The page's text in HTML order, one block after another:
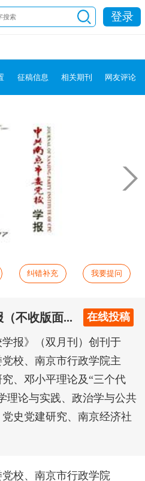
登录
征稿信息 相关期刊 网友评论
纠错补充 我要提问
不收版面... 在线投稿
学报》（双月刊）创刊于
校、南京市行政学院主
、邓小平理论及“三个代
理论与实践、政治学与公共
史党建研究、南京经济社
校、南京市行政学院